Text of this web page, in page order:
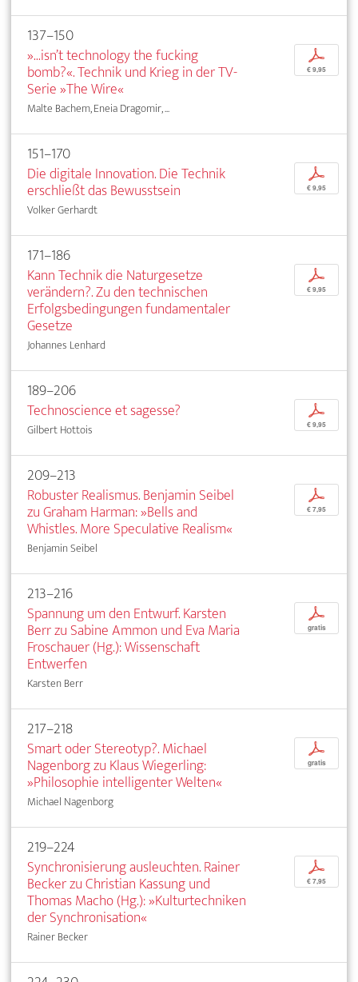
137–150
»...isn’t technology the fucking
bomb?«. Technik und Krieg in der TV-
Serie »The Wire«
Malte Bachem, Eneia Dragomir, ...
p
€ 9,95
151–170
Die digitale Innovation. Die Technik
erschließt das Bewusstsein
Volker Gerhardt
p
€ 9,95
171–186
Kann Technik die Naturgesetze
verändern?. Zu den technischen
Erfolgsbedingungen fundamentaler
Gesetze
Johannes Lenhard
p
€ 9,95
189–206
Technoscience et sagesse?
Gilbert Hottois
p
€ 9,95
209–213
Robuster Realismus. Benjamin Seibel
zu Graham Harman: »Bells and
Whistles. More Speculative Realism«
Benjamin Seibel
p
€ 7,95
213–216
Spannung um den Entwurf. Karsten
Berr zu Sabine Ammon und Eva Maria
Froschauer (Hg.): Wissenschaft
Entwerfen
Karsten Berr
p
gratis
217–218
Smart oder Stereotyp?. Michael
Nagenborg zu Klaus Wiegerling:
»Philosophie intelligenter Welten«
Michael Nagenborg
p
gratis
219–224
Synchronisierung ausleuchten. Rainer
Becker zu Christian Kassung und
Thomas Macho (Hg.): »Kulturtechniken
der Synchronisation«
Rainer Becker
p
€ 7,95